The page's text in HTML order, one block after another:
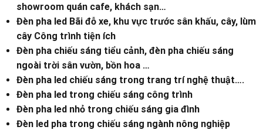
showroom quán cafe, khách sạn…
Đèn pha led Bãi đỗ xe, khu vực trước sân khấu, cây, lùm
cây Công trình tiện ích
Đèn pha chiếu sáng tiểu cảnh, đèn pha chiếu sáng
ngoài trời sân vườn, bồn hoa …
Đèn pha led chiếu sáng trong trang trí nghệ thuật….
Đèn pha led trong chiếu sáng công trình
Đèn pha led nhỏ trong chiếu sáng gia đình
Đèn led pha trong chiếu sáng ngành nông nghiệp